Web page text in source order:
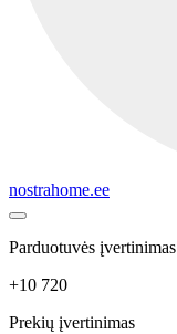
nostrahome.ee
Parduotuvės įvertinimas
+10 720
Prekių įvertinimas